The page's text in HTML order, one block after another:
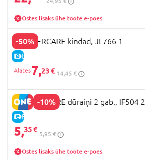
Ostes lisaks ühe toote e-poes
-50%
E-HIND
MOTHERCARE kindad, JL766 1
7,23 € 14,45 €
-10%
E-HIND
MOTHERCARE dūraiņi 2 gab., IF504 2
5,35 €
5,95 €
Ostes lisaks ühe toote e-poes